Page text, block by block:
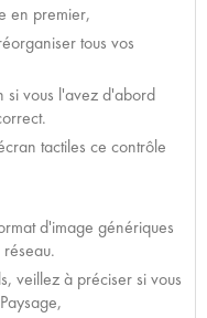
en premier,
tous vos
si vous l'avez d'abord
tactiles ce contrôle
d'image génériques
veillez à préciser si vous